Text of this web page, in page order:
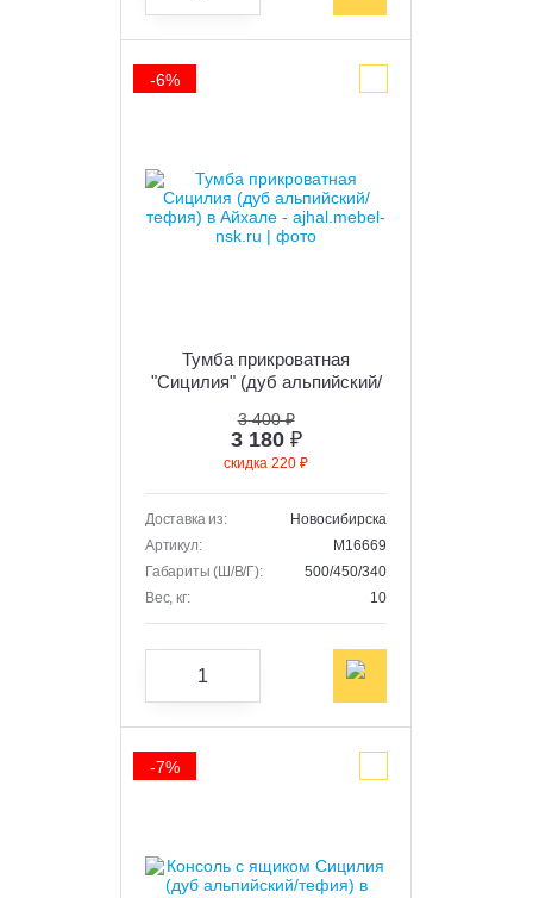
Тумба прикроватная
"Сицилия" (дуб альпийский/
3 400 ₽
3 180 ₽
скидка 220 ₽
Доставка из:
Новосибирска
Артикул:
M16669
Габариты (Ш/В/Г):
500/450/340
Вес, кг:
10
-6%
-7%